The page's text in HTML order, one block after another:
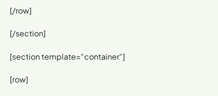
[/row]
[/section]
[section template=“container“]
[row]